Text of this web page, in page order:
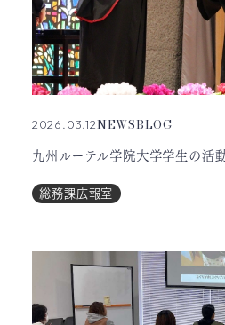
2026.03.12NEWSBLOG
九州ルーテル学院大学学生の活
総務課広報室